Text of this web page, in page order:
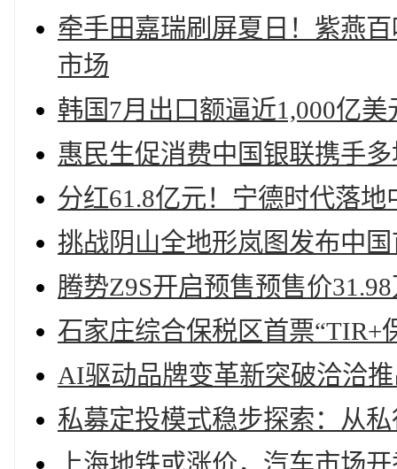
牵手田嘉瑞刷屏夏日！紫燕
市场
韩国7月出口额逼近1,000亿
惠民生促消费中国银联携手
分红61.8亿元！宁德时代落地
挑战阴山全地形岚图发布中
腾势Z9S开启预售预售价
石家庄综合保税区首票“TIR+
AI驱动品牌变革新突破洽洽
私募定投模式稳步探索：从